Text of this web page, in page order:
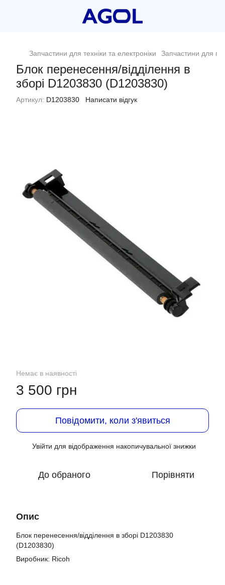
Запчастини для техніки та електроніки Запчастини для
Блок перенесення/відділення в
зборі D1203830 (D1203830)
Артикул: D1203830 Написати відгук
Немає в наявності
3 500 грн
Повідомити, коли з'явиться
Увійти для відображення накопичувальної знижки
До обраного Порівняти
Опис
Блок перенесення/відділення в зборі D1203830
(D1203830)
Виробник: Ricoh